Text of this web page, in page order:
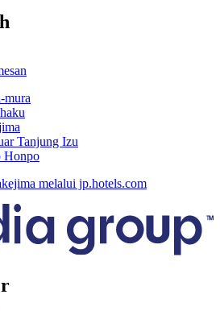
mura
Tanjung Izu
Honpo
melalui jp.hotels.com